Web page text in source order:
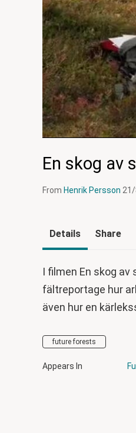
En skog av
From Henrik Persson
Details Share
I filmen En skog
fältreportage hur
även hur en
future forests
Appears In